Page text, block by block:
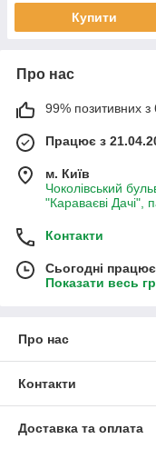
Купити
Про нас
99% позитивних з
Працює з
м. Київ
Чоколівський
"Караваєві Дачі",
Контакти
Сьогодні
Показати весь
Про нас
Контакти
Доставка та оплата